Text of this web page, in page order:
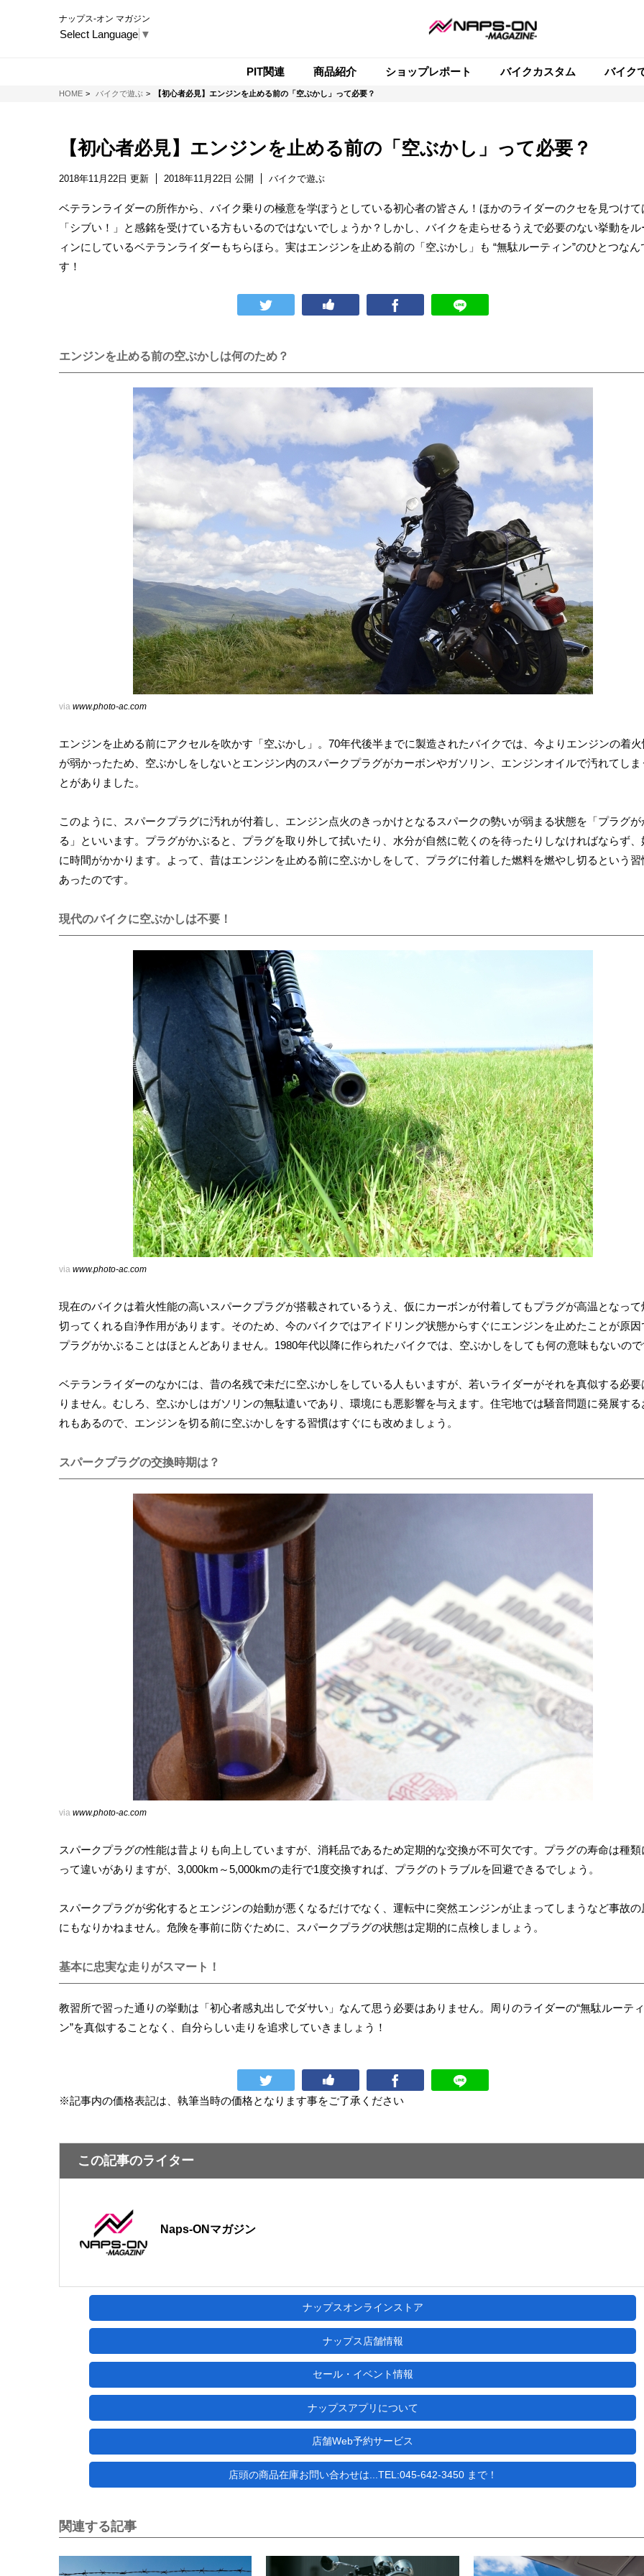
ナップス-オン マガジン
Select Language ▼
PIT関連 商品紹介 ショップレポート バイクカスタム バイク
HOMENAPS-ON マガジン
バイクで遊ぶ 【初心者必見】エンジンを止める前の「空ぶかし」って必要？
【初心者必見】エンジンを止める前の「空ぶかし」って必要？
2018年11月22日 更新 2018年11月22日 公開 バイクで遊ぶ
ベテランライダーの所作から、バイク乗りの極意を学ぼうとしている初心者の皆さん！ほかのライダーのクセを見つけて
「シブい！」と感銘を受けている方もいるのではないでしょうか？しかし、バイクを走らせるうえで必要のない挙動をル
ィンにしているベテランライダーもちらほら。実はエンジンを止める前の「空ぶかし」も “無駄ルーティン”のひとつなん
す！
エンジンを止める前の空ぶかしは何のため？
via www.photo-ac.com
エンジンを止める前にアクセルを吹かす「空ぶかし」。70年代後半までに製造されたバイクでは、今よりエンジンの着
が弱かったため、空ぶかしをしないとエンジン内のスパークプラグがカーボンやガソリン、エンジンオイルで汚れてしま
とがありました。
このように、スパークプラグに汚れが付着し、エンジン点火のきっかけとなるスパークの勢いが弱まる状態を「プラグが
る」といいます。プラグがかぶると、プラグを取り外して拭いたり、水分が自然に乾くのを待ったりしなければならず、
に時間がかかります。よって、昔はエンジンを止める前に空ぶかしをして、プラグに付着した燃料を燃やし切るという習
あったのです。
現代のバイクに空ぶかしは不要！
via www.photo-ac.com
現在のバイクは着火性能の高いスパークプラグが搭載されているうえ、仮にカーボンが付着してもプラグが高温となって
切ってくれる自浄作用があります。そのため、今のバイクではアイドリング状態からすぐにエンジンを止めたことが原因
プラグがかぶることはほとんどありません。1980年代以降に作られたバイクでは、空ぶかしをしても何の意味もないので
ベテランライダーのなかには、昔の名残で未だに空ぶかしをしている人もいますが、若いライダーがそれを真似する必要
りません。むしろ、空ぶかしはガソリンの無駄遣いであり、環境にも悪影響を与えます。住宅地では騒音問題に発展する
れもあるので、エンジンを切る前に空ぶかしをする習慣はすぐにも改めましょう。
スパークプラグの交換時期は？
via www.photo-ac.com
スパークプラグの性能は昔よりも向上していますが、消耗品であるため定期的な交換が不可欠です。プラグの寿命は種類
って違いがありますが、3,000km～5,000kmの走行で1度交換すれば、プラグのトラブルを回避できるでしょう。
スパークプラグが劣化するとエンジンの始動が悪くなるだけでなく、運転中に突然エンジンが止まってしまうなど事故の
にもなりかねません。危険を事前に防ぐために、スパークプラグの状態は定期的に点検しましょう。
基本に忠実な走りがスマート！
教習所で習った通りの挙動は「初心者感丸出しでダサい」なんて思う必要はありません。周りのライダーの“無駄ルーティ
ン”を真似することなく、自分らしい走りを追求していきましょう！
※記事内の価格表記は、執筆当時の価格となります事をご了承ください
この記事のライター
Naps-ONマガジン
ナップスオンラインストア
ナップス店舗情報
セール・イベント情報
ナップスアプリについて
店舗Web予約サービス
店頭の商品在庫お問い合わせは...TEL:045-642-3450 まで！
関連する記事